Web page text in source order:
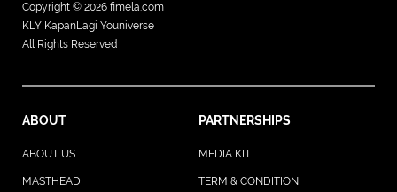
Copyright © 2026 fimela.com
KLY KapanLagi Youniverse
All Rights Reserved
ABOUT PARTNERSHIPS
ABOUT US MEDIA KIT
MASTHEAD TERM & CONDITION